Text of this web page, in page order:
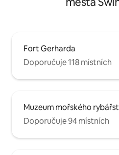
Fort Gerharda
Doporučuje 118 místních
Muzeum mořského
Doporučuje 94 místních